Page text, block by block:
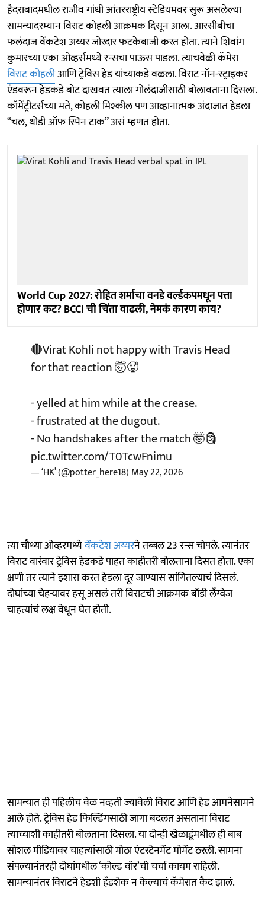
हैदराबादमधील राजीव गांधी आंतरराष्ट्रीय स्टेडियमवर सुरू असलेल्या
सामन्यादरम्यान विराट कोहली आक्रमक दिसून आला. आरसीबीचा
फलंदाज वेंकटेश अय्यर जोरदार फटकेबाजी करत होता. त्याने शिवांग
कुमारच्या एका ओव्हर्समध्ये रन्सचा पाऊस पाडला. त्याचवेळी कॅमेरा
विराट कोहलीआणि ट्रेविस हेड यांच्याकडे वळला. विराट नॉन-स्ट्राइकर
एंडवरून हेडकडे बोट दाखवत त्याला गोलंदाजीसाठी बोलावताना दिसला.
कॉमेंट्रीटर्सच्या मते, कोहली मिश्कील पण आव्हानात्मक अंदाजात हेडला
“चल, थोडी ऑफ स्पिन टाक” असं म्हणत होता.
World Cup 2027: रोहित शर्माचा वनडे वर्ल्डकपमधून पत्ता
होणार कट? BCCI ची चिंता वाढली, नेमकं कारण काय?
🔴Virat Kohli not happy with Travis Head
for that reaction 🤯🥵
- yelled at him while at the crease.
- frustrated at the dugout.
- No handshakes after the match 🤯🗿
pic.twitter.com/T0TcwFnimu
— ‘HK’ (@potter_here18) May 22, 2026
त्या चौथ्या ओव्हरमध्येवेंकटेश अय्यरने तब्बल 23 रन्स चोपले. त्यानंतर
विराट वारंवार ट्रेविस हेडकडे पाहत काहीतरी बोलताना दिसत होता. एका
क्षणी तर त्याने इशारा करत हेडला दूर जाण्यास सांगितल्याचं दिसलं.
दोघांच्या चेहऱ्यावर हसू असलं तरी विराटची आक्रमक बॉडी लँग्वेज
चाहत्यांचं लक्ष वेधून घेत होती.
सामन्यात ही पहिलीच वेळ नव्हती ज्यावेली विराट आणि हेड आमनेसामने
आले होते. ट्रेविस हेड फिल्डिंगसाठी जागा बदलत असताना विराट
त्याच्याशी काहीतरी बोलताना दिसला. या दोन्ही खेळाडूंमधील ही बाब
सोशल मीडियावर चाहत्यांसाठी मोठा एंटरटेनमेंट मोमेंट ठरली. सामना
संपल्यानंतरही दोघांमधील ‘कोल्ड वॉर’ची चर्चा कायम राहिली.
सामन्यानंतर विराटने हेडशी हँडशेक न केल्याचं कॅमेरात कैद झालं.